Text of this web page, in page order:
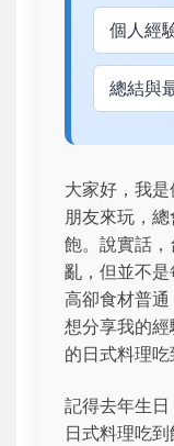
個人經
總結與
大家好，我
朋友來玩，
飽。說實話
亂，但並不
高卻食材普
想分享我的
的日式料理吃
記得去年生
日式料理吃